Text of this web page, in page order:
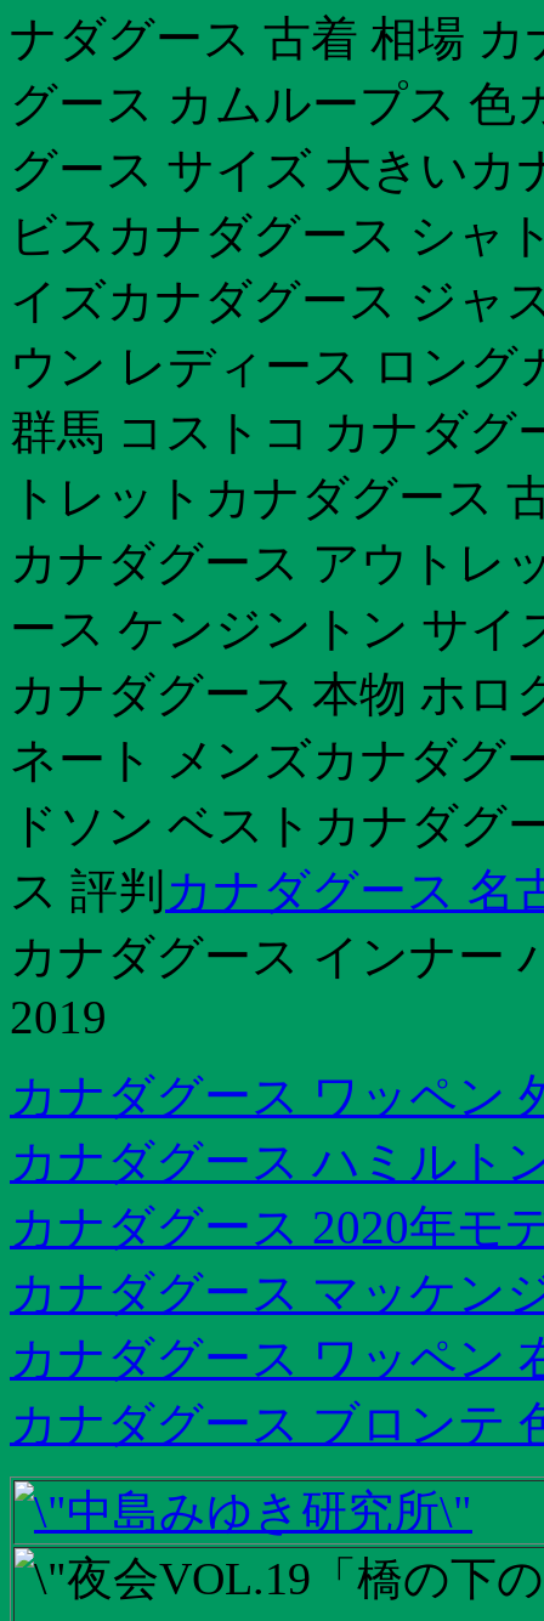
ナダグース 古着 相場
グース カムループス 色
グース サイズ 大きいカ
ビスカナダグース シャ
イズカナダグース ジャ
ウン レディース ロング
群馬 コストコ カナダグ
トレットカナダグース
カナダグース アウトレ
ース ケンジントン サイ
カナダグース 本物 ホロ
ネート メンズカナダグ
ドソン ベストカナダグ
ス 評判 カナダグース 名
カナダグース インナー
2019
カナダグース ワッペン
カナダグース ハミルト
カナダグース 2020年モ
カナダグース マッケン
カナダグース ワッペン
カナダグース ブロンテ